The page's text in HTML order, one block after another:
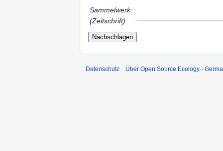
Sammelwerk:
(Zeitschrift)
Datenschutz Über Open Source Ecology -